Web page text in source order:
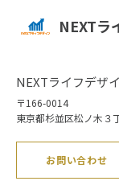
NEXTラ
NEXTライフデザ
〒166-0014
東京都杉並区松ノ木３
お問い合わせ